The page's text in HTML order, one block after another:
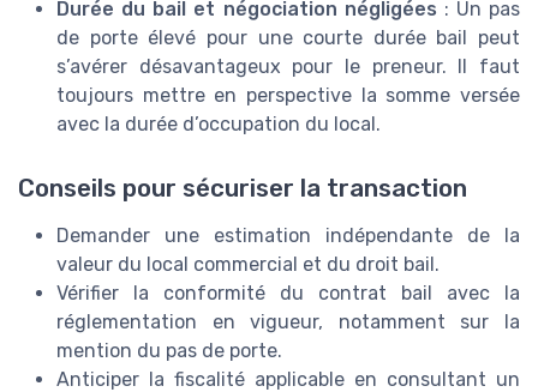
Durée du bail et négociation négligées : Un pas
de porte élevé pour une courte durée bail peut
s’avérer désavantageux pour le preneur. Il faut
toujours mettre en perspective la somme versée
avec la durée d’occupation du local.
Conseils pour sécuriser la transaction
Demander une estimation indépendante de la
valeur du local commercial et du droit bail.
Vérifier la conformité du contrat bail avec la
réglementation en vigueur, notamment sur la
mention du pas de porte.
Anticiper la fiscalité applicable en consultant un